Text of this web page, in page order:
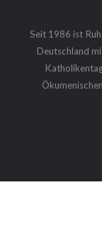
Seit 1986 ist
Deutschland